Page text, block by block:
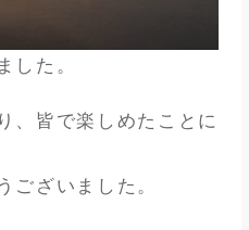
した。
、皆で楽しめたことに
ございました。